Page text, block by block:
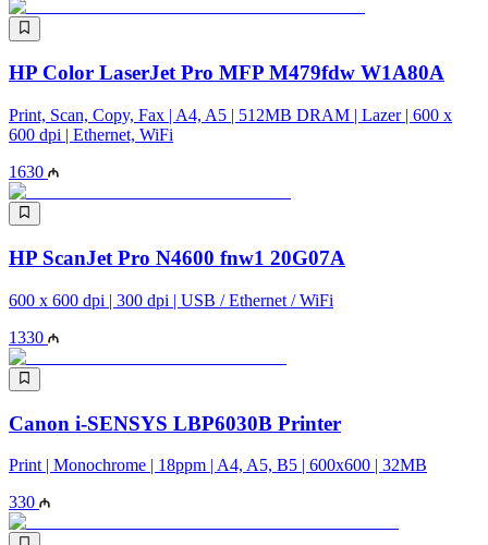
HP Color LaserJet Pro MFP M479fdw W1A80A
Print, Scan, Copy, Fax | A4, A5 | 512MB DRAM | Lazer | 600 x
600 dpi | Ethernet, WiFi
1630
HP ScanJet Pro N4600 fnw1 20G07A
600 x 600 dpi | 300 dpi | USB / Ethernet / WiFi
1330
Canon i-SENSYS LBP6030B Printer
Print | Monochrome | 18ppm | A4, A5, B5 | 600x600 | 32MB
330